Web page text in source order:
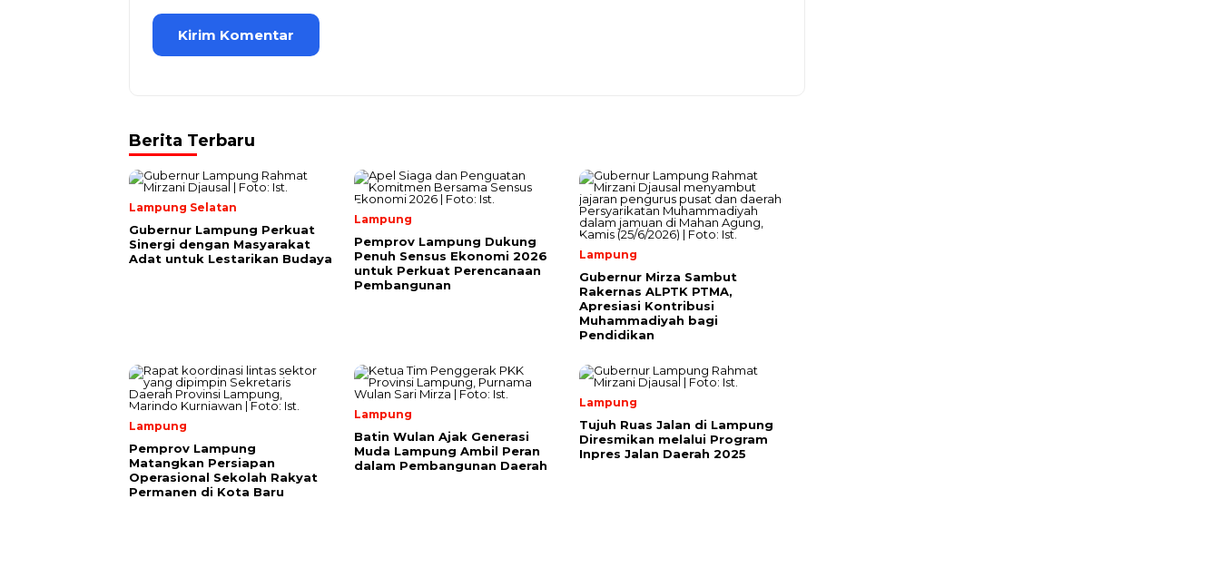
Berita Terbaru
Lampung Selatan
Gubernur Lampung Perkuat
Sinergi dengan Masyarakat
Adat untuk Lestarikan Budaya
Lampung
Pemprov Lampung Dukung
Penuh Sensus Ekonomi 2026
untuk Perkuat Perencanaan
Pembangunan
Lampung
Gubernur Mirza Sambut
Rakernas ALPTK PTMA,
Apresiasi Kontribusi
Muhammadiyah bagi
Pendidikan
Lampung
Pemprov Lampung
Matangkan Persiapan
Operasional Sekolah Rakyat
Permanen di Kota Baru
Lampung
Batin Wulan Ajak Generasi
Muda Lampung Ambil Peran
dalam Pembangunan Daerah
Lampung
Tujuh Ruas Jalan di Lampung
Diresmikan melalui Program
Inpres Jalan Daerah 2025